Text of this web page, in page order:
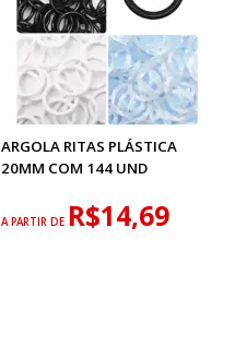
ARGOLA RITAS PLÁSTICA
20MM COM 144 UND
A PARTIR DE R$14,69